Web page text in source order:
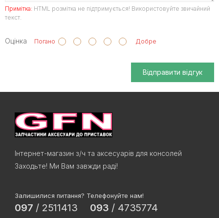
Примітка: HTML розмітка не підтримується! Використовуйте звичайний
текст.
Оцінка Погано Добре
Відправити відгук
Інтернет-магазин з/ч та аксесуарів для консолей
Заходьте! Ми Вам завжди раді!
Залишилися питання? Телефонуйте нам!
097 / 2511413 093 / 4735774